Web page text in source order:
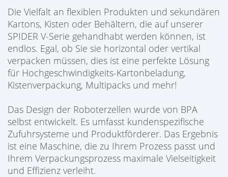
Die Vielfalt an flexiblen Produkten und sekundären
Kartons, Kisten oder Behältern, die auf unserer
SPIDER V-Serie gehandhabt werden können, ist
endlos. Egal, ob Sie sie horizontal oder vertikal
verpacken müssen, dies ist eine perfekte Lösung
für Hochgeschwindigkeits-Kartonbeladung,
Kistenverpackung, Multipacks und mehr!
Das Design der Roboterzellen wurde von BPA
selbst entwickelt. Es umfasst kundenspezifische
Zufuhrsysteme und Produktförderer. Das Ergebnis
ist eine Maschine, die zu Ihrem Prozess passt und
Ihrem Verpackungsprozess maximale Vielseitigkeit
und Effizienz verleiht.